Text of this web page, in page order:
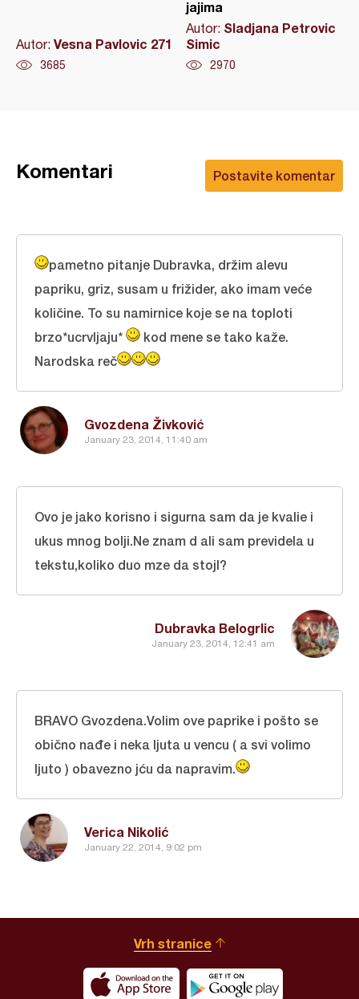
Autor: Vesna Pavlovic 271
3685
jajima
Autor: Sladjana Petrovic
Simic
2970
Postavite komentar
Komentari
Gvozdena Živković
January 23, 2014, 11:40 am
pametno pitanje Dubravka, držim alevu
papriku, griz, susam u frižider, ako imam veće
količine. To su namirnice koje se na toploti
brzo*ucrvljaju*
kod mene se tako kaže.
Narodska reč
Dubravka Belogrlic
January 23, 2014, 12:41 am
Ovo je jako korisno i sigurna sam da je kvalie i
ukus mnog bolji.Ne znam d ali sam previdela u
tekstu,koliko duo mze da stojI?
Verica Nikolić
January 22, 2014, 9:02 pm
BRAVO Gvozdena.Volim ove paprike i pošto se
obično nađe i neka ljuta u vencu ( a svi volimo
ljuto ) obavezno jću da napravim.
Vrh stranice